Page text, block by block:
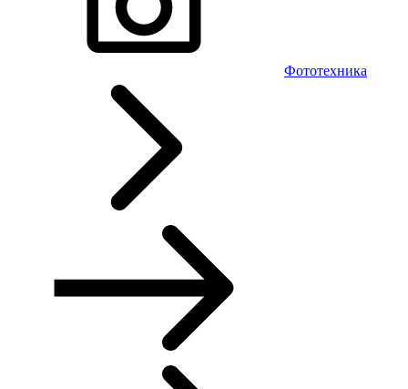
Фототехника